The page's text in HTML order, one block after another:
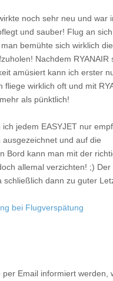
noch sehr neu und war
und sauber! Flug an
bemühte sich wirklich die
Nachdem RYANAIR
amüsiert kann ich erster
fliege wirklich oft und mit
als pünktlich!
jedem EASYJET nur
ausgezeichnet und auf die
Bord kann man mit der
allemal verzichten! ;) Der
schließlich dann zu guter
bei Flugverspätung
Email informiert werden,